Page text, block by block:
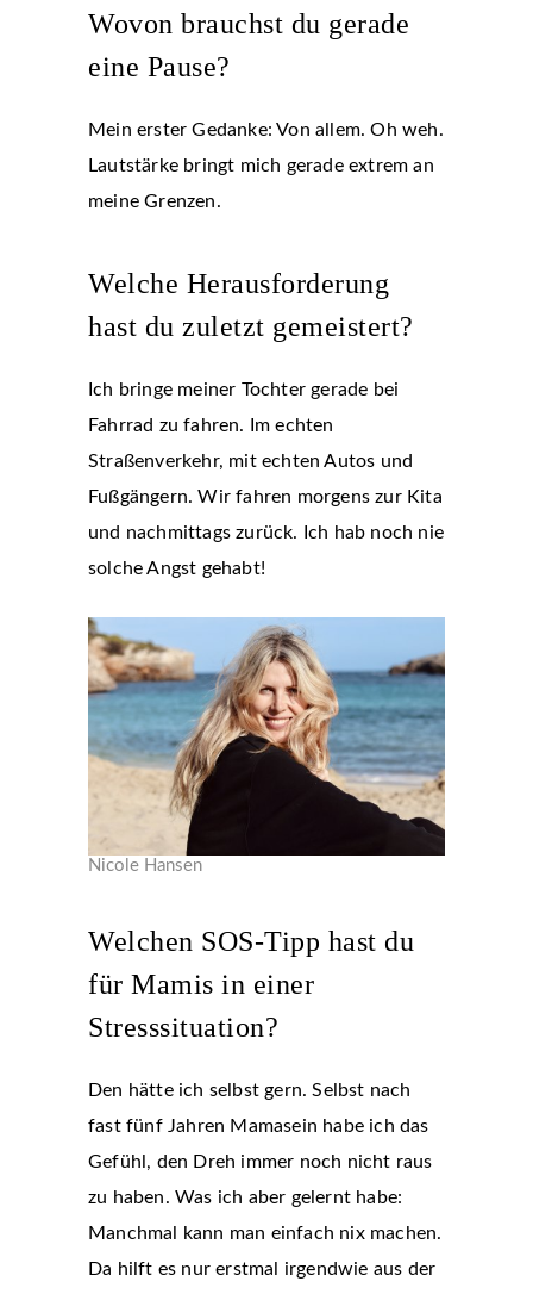
Wovon brauchst du gerade
eine Pause?
Mein erster Gedanke: Von allem. Oh weh.
Lautstärke bringt mich gerade extrem an
meine Grenzen.
Welche Herausforderung
hast du zuletzt gemeistert?
Ich bringe meiner Tochter gerade bei
Fahrrad zu fahren. Im echten
Straßenverkehr, mit echten Autos und
Fußgängern. Wir fahren morgens zur Kita
und nachmittags zurück. Ich hab noch nie
solche Angst gehabt!
Nicole Hansen
Welchen SOS-Tipp hast du
für Mamis in einer
Stresssituation?
Den hätte ich selbst gern. Selbst nach
fast fünf Jahren Mamasein habe ich das
Gefühl, den Dreh immer noch nicht raus
zu haben. Was ich aber gelernt habe:
Manchmal kann man einfach nix machen.
Da hilft es nur erstmal irgendwie aus der